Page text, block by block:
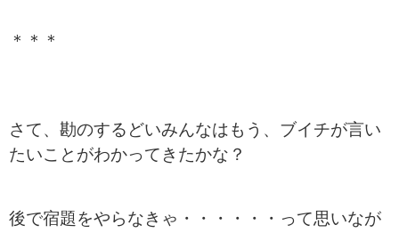
＊＊＊
さて、勘のするどいみんなはもう、ブイチが言い
たいことがわかってきたかな？
後で宿題をやらなきゃ・・・・・・って思いなが